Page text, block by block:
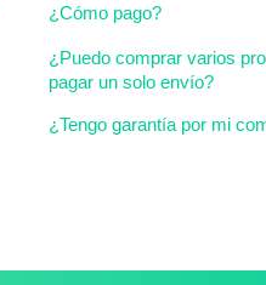
¿Cómo pago?
¿Puedo comprar varios
pagar un solo envío?
¿Tengo garantía por mi